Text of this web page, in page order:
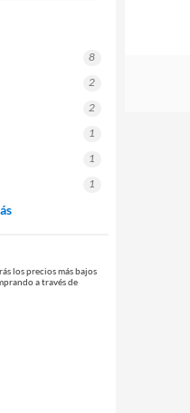
8
2
2
1
1
1
los precios más bajos
a través de